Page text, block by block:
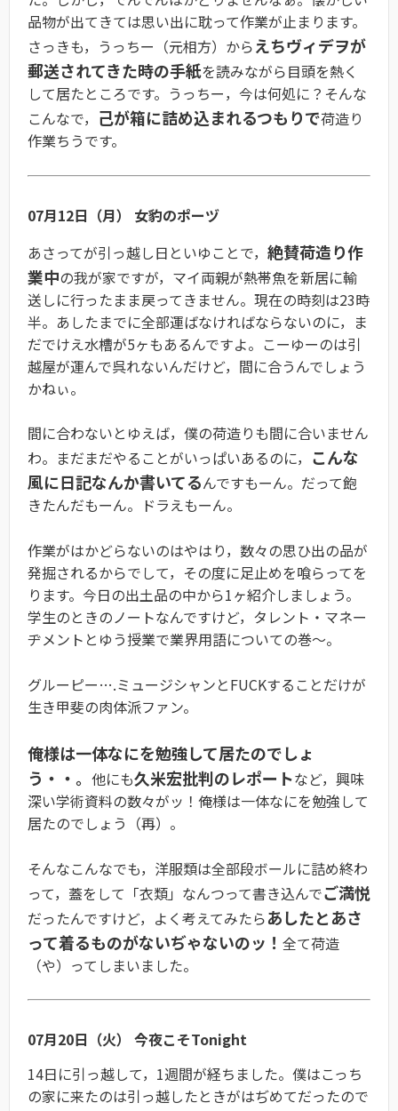
品物が出てきては思い出に耽って作業が止まります。
さっきも，うっちー（元相方）から えちヴィデヲが
郵送されてきた時の手紙を読みながら目頭を熱く
して居たところです。うっちー，今は何処に？そんな
こんなで， 己が箱に詰め込まれるつもりで荷造り
作業ちうです。
07月12日（月） 女豹のポーヅ
あさってが引っ越し日といゆことで， 絶賛荷造り作
業中の我が家ですが，マイ両親が熱帯魚を新居に輸
送しに行ったまま戻ってきません。現在の時刻は23時
半。あしたまでに全部運ばなければならないのに，ま
だでけえ水槽が5ヶもあるんですよ。こーゆーのは引
越屋が運んで呉れないんだけど，間に合うんでしょう
かねぃ。
間に合わないとゆえば，僕の荷造りも間に合いません
わ。まだまだやることがいっぱいあるのに， こんな
風に日記なんか書いてるんですもーん。だって飽
きたんだもーん。ドラえもーん。
作業がはかどらないのはやはり，数々の思ひ出の品が
発掘されるからでして，その度に足止めを喰らってを
ります。今日の出土品の中から1ヶ紹介しましょう。
学生のときのノートなんですけど，タレント・マネー
ヂメントとゆう授業で業界用語についての巻〜。
グルーピー….ミュージシャンとFUCKすることだけが
生き甲斐の肉体派ファン。
俺様は一体なにを勉強して居たのでしょ
う・・。 他にも久米宏批判のレポートなど，興味
深い学術資料の数々がッ！俺様は一体なにを勉強して
居たのでしょう（再）。
そんなこんなでも，洋服類は全部段ボールに詰め終わ
って，蓋をして「衣類」なんつって書き込んでご満悦
だったんですけど，よく考えてみたらあしたとあさ
って着るものがないぢゃないのッ！ 全て荷造
（や）ってしまいました。
07月20日（火） 今夜こそTonight
14日に引っ越して，1週間が経ちました。僕はこっち
の家に来たのは引っ越したときがはぢめてだったので